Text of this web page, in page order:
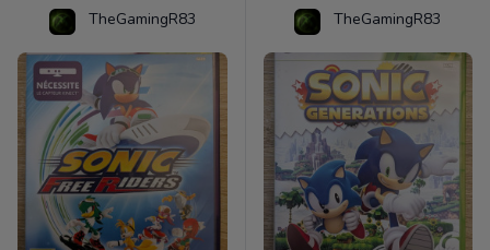
TheGamingR83 TheGamingR83